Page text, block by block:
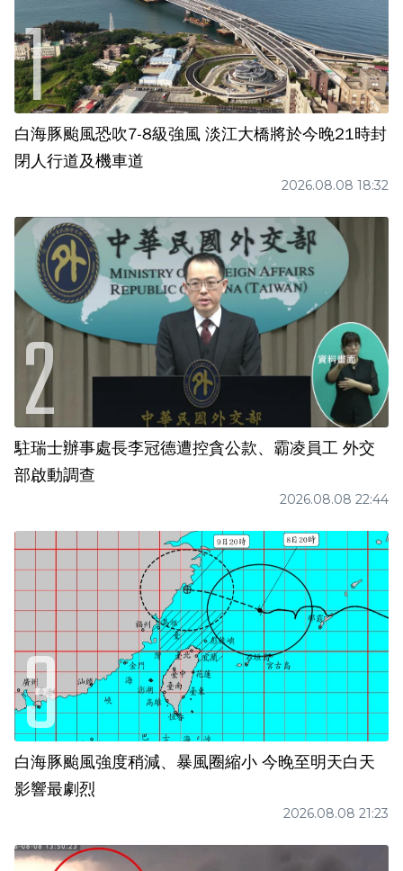
白海豚颱風恐吹7-8級強風 淡江大橋將於今晚21時封
閉人行道及機車道
2026.08.08 18:32
駐瑞士辦事處長李冠德遭控貪公款、霸凌員工 外交
部啟動調查
2026.08.08 22:44
白海豚颱風強度稍減、暴風圈縮小 今晚至明天白天
影響最劇烈
2026.08.08 21:23